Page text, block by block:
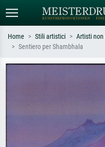
Home Stili artistici Artisti
Sentiero per Shambhala